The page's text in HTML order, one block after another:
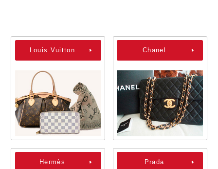
Louis Vuitton Chanel
Hermès Prada